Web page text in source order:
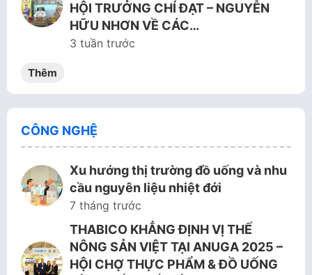
HỘI TRƯỞNG CHÍ ĐẠT – NGUYỄN
HỮU NHƠN VỀ CÁC…
3 tuần trước
Thêm
CÔNG NGHỆ
Xu hướng thị trường đồ uống và nhu
cầu nguyên liệu nhiệt đới
7 tháng trước
THABICO KHẲNG ĐỊNH VỊ THẾ
NÔNG SẢN VIỆT TẠI ANUGA 2025 –
HỘI CHỢ THỰC PHẨM & ĐỒ UỐNG